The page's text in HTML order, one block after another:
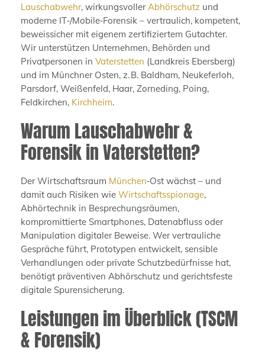
Lauschabwehr, wirkungsvoller Abhörschutz und
moderne IT‑/Mobile‑Forensik – vertraulich, kompetent,
beweissicher mit eigenem zertifiziertem Gutachter.
Wir unterstützen Unternehmen, Behörden und
Privatpersonen in Vaterstetten (Landkreis Ebersberg)
und im Münchner Osten, z. B. Baldham, Neukeferloh,
Parsdorf, Weißenfeld, Haar, Zorneding, Poing,
Feldkirchen, Kirchheim.
Warum Lauschabwehr &
Forensik in Vaterstetten?
Der Wirtschaftsraum München‑Ost wächst – und
damit auch Risiken wie Wirtschaftsspionage,
Abhörtechnik in Besprechungsräumen,
kompromittierte Smartphones, Datenabfluss oder
Manipulation digitaler Beweise. Wer vertrauliche
Gespräche führt, Prototypen entwickelt, sensible
Verhandlungen oder private Schutzbedürfnisse hat,
benötigt präventiven Abhörschutz und gerichtsfeste
digitale Spurensicherung.
Leistungen im Überblick (TSCM
& Forensik)